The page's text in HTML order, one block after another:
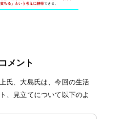
メント
氏、大島氏は、今回の生活
、見立てについて以下のよ